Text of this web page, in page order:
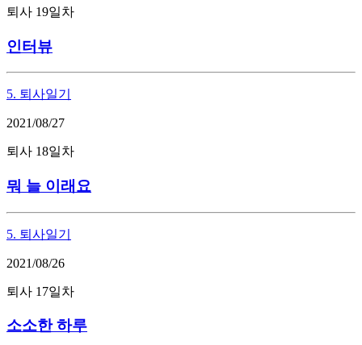
퇴사 19일차
인터뷰
5. 퇴사일기
2021/08/27
퇴사 18일차
뭐 늘 이래요
5. 퇴사일기
2021/08/26
퇴사 17일차
소소한 하루